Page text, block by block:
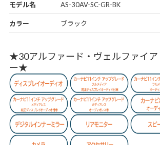
モデル名 AS-30AV-SC-GR-BK
カラー ブラック
★30アルファード・ヴェルファイア
ー★